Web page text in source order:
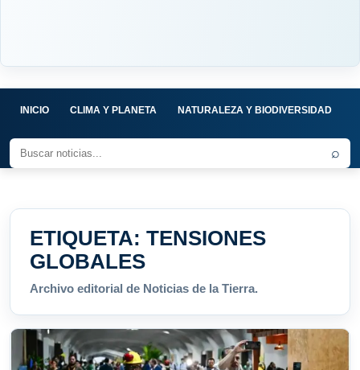
INICIO CLIMA Y PLANETA NATURALEZA Y BIODIVERSIDAD
⌕
ETIQUETA: TENSIONES
GLOBALES
Archivo editorial de Noticias de la Tierra.